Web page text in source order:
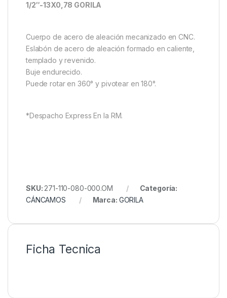
1/2″-13X0,78 GORILA
Cuerpo de acero de aleación mecanizado en CNC.
Eslabón de acero de aleación formado en caliente,
templado y revenido.
Buje endurecido.
Puede rotar en 360° y pivotear en 180°.
*Despacho Express En la RM.
SKU: 271-110-080-000.OM
Categoría:
CÁNCAMOS
Marca: GORILA
Ficha Tecnica